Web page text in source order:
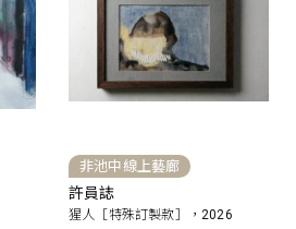
非池中線上藝廊
許員誌
猩人［特殊訂製款］，2026